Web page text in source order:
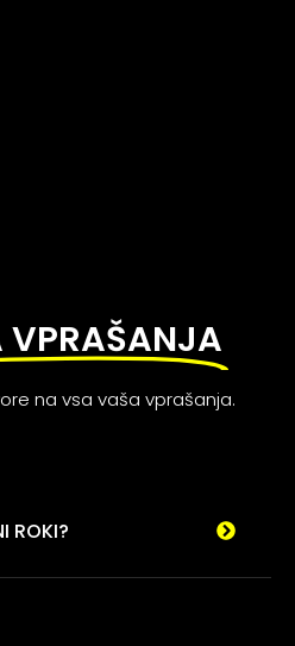
VPRAŠANJA
na vsa vaša vprašanja.
ROKI?